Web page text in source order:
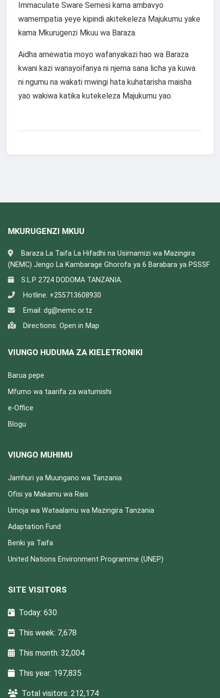
Immaculate Sware Semesi kama ambavyo
wamempatia yeye kipindi akitekeleza Majukumu yake
kama Mkurugenzi Mkuu wa Baraza.
Aidha amewatia moyo wafanyakazi hao wa Baraza
kwani kazi wanayoifanya ni njema sana licha ya kuwa
ni ngumu na wakati mwingi hata kuhatarisha maisha
yao wakiwa katika kutekeleza Majukumu yao.
MKURUGENZI MKUU
Baraza La Taifa La Hifadhi na Usimamizi wa Mazingira
(NEMC) Jengo La Kambarage Ghorofa ya 6 Barabara ya PSSSF
S.L.P 2724 DODOMA TANZANIA.
Hotline: +255713608930
Email: dg@nemc.or.tz
Directions: Open in Map
VIUNGO HUDUMA ZA KIELETRONIKI
Barua pepe
Mfumo wa taarifa za watumishi
e-Office
Blogu
VIUNGO MUHIMU
Jamhuri ya Muungano wa Tanzania
Ofisi ya Makamu wa Rais
Umoja wa Wataalamu wa Mazingira Tanzania
Adaptation Fund
Benki ya Taifa
United Nations Environment Programme (UNEP)
SITE VISITORS
Today: 630
This week: 7,678
This month: 32,004
This year: 197,835
Total visitors: 212,174